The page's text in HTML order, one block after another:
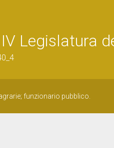
IV Legislatura
funzionario pubblico.